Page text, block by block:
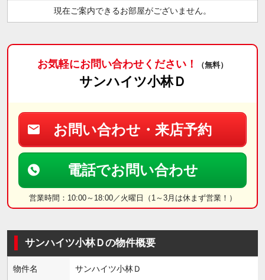
現在ご案内できるお部屋がございません。
お気軽にお問い合わせください！ （無料）
サンハイツ小林Ｄ
お問い合わせ・来店予約
電話でお問い合わせ
営業時間：10:00～18:00／火曜日（1～3月は休まず営業！）
サンハイツ小林Ｄの物件概要
物件名 サンハイツ小林Ｄ